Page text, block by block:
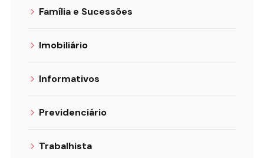
Família e Sucessões
Imobiliário
Informativos
Previdenciário
Trabalhista